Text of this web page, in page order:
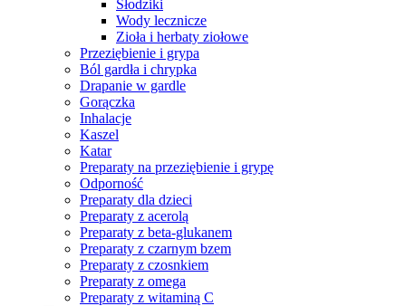
Słodziki
Wody lecznicze
Zioła i herbaty ziołowe
Przeziębienie i grypa
Ból gardła i chrypka
Drapanie w gardle
Gorączka
Inhalacje
Kaszel
Katar
Preparaty na przeziębienie i grypę
Odporność
Preparaty dla dzieci
Preparaty z acerolą
Preparaty z beta-glukanem
Preparaty z czarnym bzem
Preparaty z czosnkiem
Preparaty z omega
Preparaty z witaminą C